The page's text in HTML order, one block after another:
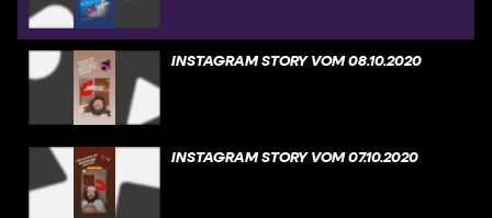
INSTAGRAM STORY VOM 08.10.2020
INSTAGRAM STORY VOM 07.10.2020